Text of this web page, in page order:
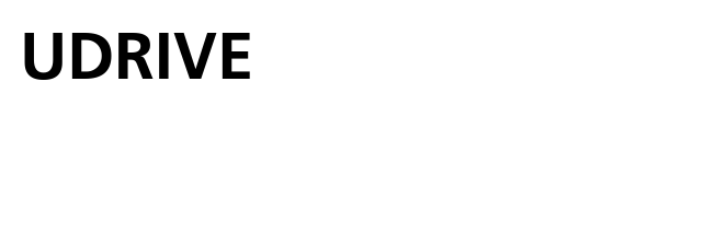
UDRIVE